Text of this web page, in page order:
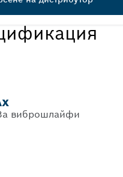
виброшлайфи